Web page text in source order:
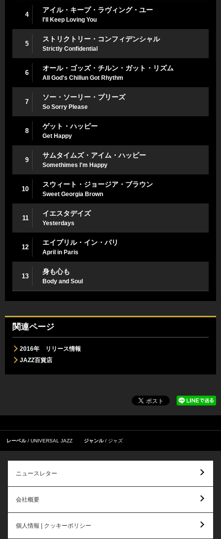
4
アイル・キープ・ラヴィング・ユー
I'll Keep Loving You
5
ストリクトリー・コンフィデンシャル
Strictly Confidential
6
オール・ゴッズ・チルン・ガット・リズム
All God's Chillun Got Rhythm
7
ソー・ソーリー・プリーズ
So Sorry Please
8
ゲット・ハッピー
Get Happy
9
サムタイムズ・アイム・ハッピー
Somethimes I'm Happy
10
スウィート・ジョージア・ブラウン
Sweet Georgia Brown
11
イエスタデイズ
Yesterdays
12
エイプリル・イン・パリ
April in Paris
13
身も心も
Body and Soul
関連ページ
2016年 リリース情報
JAZZ百貨店
レーベル UNIVERSAL JAZZ ジャンル ジャズ
ニュースレター
会社概要
個人情報 | クッキーポリシー